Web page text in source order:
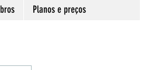
Planos e preços